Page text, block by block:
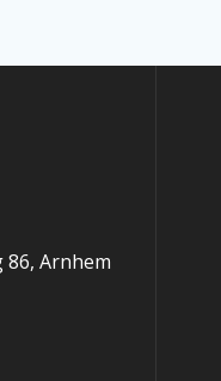
86, Arnhem